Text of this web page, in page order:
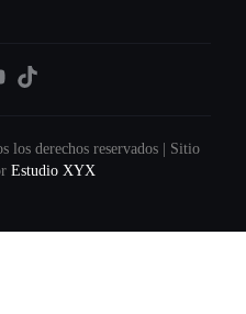
los derechos reservados | Sitio
Estudio XYX